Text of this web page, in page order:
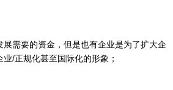
需要的资金，但是也有企业是为了扩大企
/正规化甚至国际化的形象；